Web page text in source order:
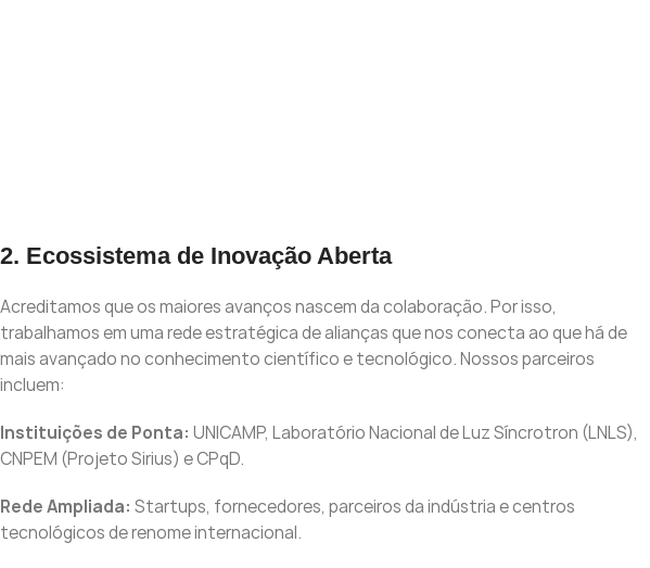
2. Ecossistema de Inovação Aberta
Acreditamos que os maiores avanços nascem da colaboração. Por isso,
trabalhamos em uma rede estratégica de alianças que nos conecta ao que há de
mais avançado no conhecimento científico e tecnológico. Nossos parceiros
incluem:
Instituições de Ponta: UNICAMP, Laboratório Nacional de Luz Síncrotron (LNLS),
CNPEM (Projeto Sirius) e CPqD.
Rede Ampliada: Startups, fornecedores, parceiros da indústria e centros
tecnológicos de renome internacional.